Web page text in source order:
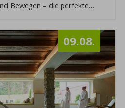
Bewegen – die perfekte
09.08.